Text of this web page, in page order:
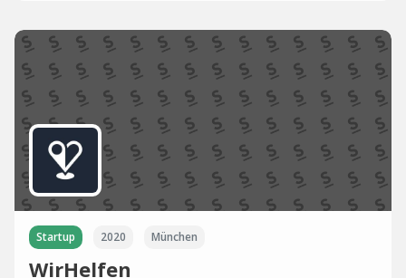
Startup 2020 München
WirHelfen